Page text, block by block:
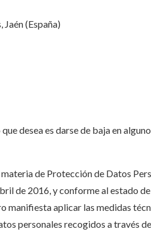
(España)
desea es darse de baja en
de Protección de Datos
de 2016, y conforme al estado
manifiesta aplicar las medidas
personales recogidos a través